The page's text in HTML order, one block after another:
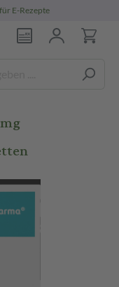
E-Rezepte